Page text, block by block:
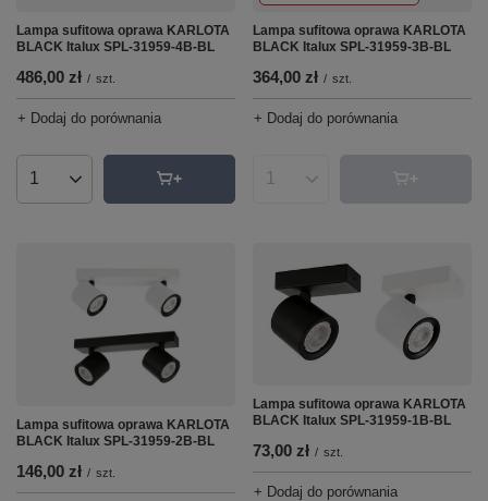
Lampa sufitowa oprawa KARLOTA
BLACK Italux SPL-31959-4B-BL
486,00 zł / szt.
+ Dodaj do porównania
Ilość produktów
Lampa sufitowa oprawa KARLOTA
BLACK Italux SPL-31959-3B-BL
364,00 zł / szt.
+ Dodaj do porównania
Ilość produktów
Lampa sufitowa oprawa KARLOTA
BLACK Italux SPL-31959-2B-BL
146,00 zł / szt.
Lampa sufitowa oprawa KARLOTA
BLACK Italux SPL-31959-1B-BL
73,00 zł / szt.
+ Dodaj do porównania